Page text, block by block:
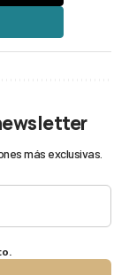
más exclusivas.